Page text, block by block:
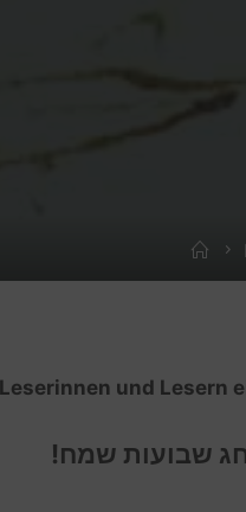
und Lesern
שבועות שמח!